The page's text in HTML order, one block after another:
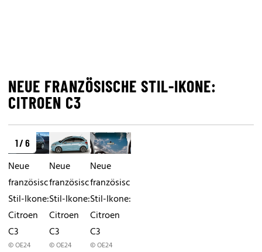
NEUE FRANZÖSISCHE STIL-IKONE:
CITROEN C3
1 / 6
Neue
französische
Stil-Ikone:
Citroen
C3
© OE24
Neue
französische
Stil-Ikone:
Citroen
C3
© OE24
Neue
französische
Stil-Ikone:
Citroen
C3
© OE24